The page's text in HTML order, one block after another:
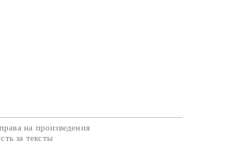
на произведения
за тексты